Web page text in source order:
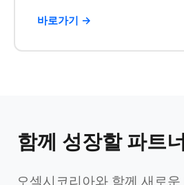
바로가기 →
함께 성장할 파트
오섹시코리아와 함께 새로